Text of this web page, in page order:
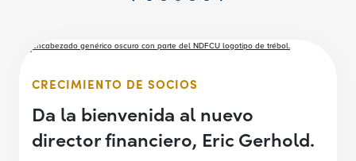
CRECIMIENTO DE SOCIOS
Da la bienvenida al nuevo
director financiero, Eric Gerhold.